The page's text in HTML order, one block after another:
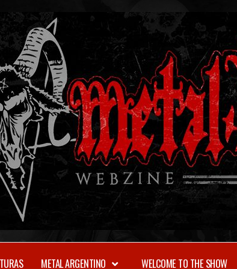
METAL ARGENTINO WELCOME TO THE SHOW